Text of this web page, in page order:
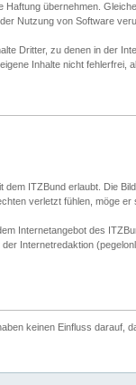
übernehmen.
Nutzung von Software
Dritter, zu denen in der
Inhalte nicht fehlerfrei,
ITZBund erlaubt. Die
verletzt fühlen, möge er
Internetangebot des
Internetredaktion
keinen Einfluss darauf,